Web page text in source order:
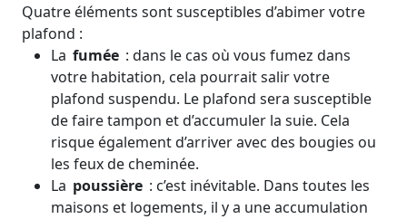
Quatre éléments sont susceptibles d’abimer votre
plafond :
La fumée : dans le cas où vous fumez dans
votre habitation, cela pourrait salir votre
plafond suspendu. Le plafond sera susceptible
de faire tampon et d’accumuler la suie. Cela
risque également d’arriver avec des bougies ou
les feux de cheminée.
La poussière : c’est inévitable. Dans toutes les
maisons et logements, il y a une accumulation